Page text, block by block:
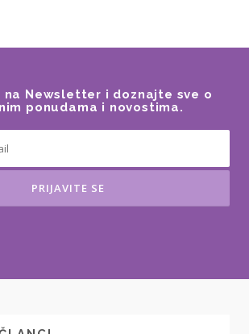
na Newsletter i doznajte sve o
ponudama i novostima.